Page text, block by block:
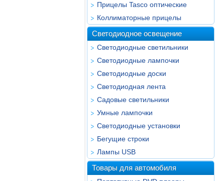
Прицелы Tasco оптические
Коллиматорные прицелы
Светодиодное освещение
Светодиодные светильники
Светодиодные лампочки
Светодиодные доски
Светодиодная лента
Садовые светильники
Умные лампочки
Светодиодные установки
Бегущие строки
Лампы USB
Товары для автомобиля